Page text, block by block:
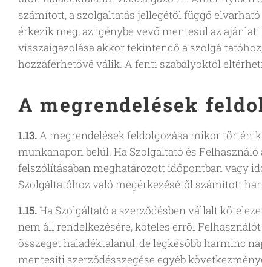
számított, a szolgáltatás jellegétől függő
érkezik meg, az igénybe vevő mentesül az
visszaigazolása akkor tekintendő a
hozzáférhetővé válik. A fenti szabályoktól
A megrendelések
1.13.A megrendelések feldolgozása mikor
munkanapon belül. Ha Szolgáltató és
felszólításában meghatározott időpontban vagy
Szolgáltatóhoz való megérkezésétől számított
1.15.Ha Szolgáltató a szerződésben vállalt
nem áll rendelkezésére, köteles erről
összeget haladéktalanul, de legkésőbb harminc
mentesíti szerződésszegése egyéb